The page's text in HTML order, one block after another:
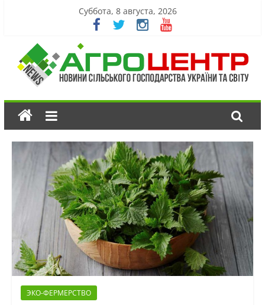
Суббота, 8 августа, 2026
ЭКО-ФЕРМЕРСТВО